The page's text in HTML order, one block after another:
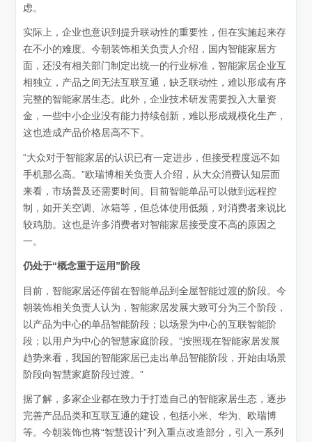
虑。
实际上，企业也意识到提升联动性的重要性，但在实施起来存
在不小的难度。今朝装饰相关负责人介绍，国内智能家居方
面，还没有相关部门制定出统一的行业标准，智能家居企业互
相独立，产品之间无法互联互通，缺乏联动性，难以形成有序
完整的智能家居生态。此外，企业技术研发需要投入大量资
金，一些中小企业没有能力持续创新，难以形成规模化生产，
这也造成产品价格居高不下。
“大众对于智能家居的认识已有一定进步，但接受程度远不如
手机那么高。”欧瑞博相关负责人介绍，从大众消费认知层面
来看，市场普及还需要时间。目前智能单品可以做到远程控
制，如开关空调、冰箱等，但总体使用低频，对消费者来说比
较鸡肋。这也是许多消费者对智能家居接受度不高的原因之
一。
仍处于“概念重于运用”阶段
目前，智能家居还停留在智能单品到全屋智能过渡的阶段。今
朝装饰相关负责人认为，智能家居发展大致可分为三个阶段，
以产品为中心的单品智能阶段；以场景为中心的互联智能阶
段；以用户为中心的智慧家庭阶段。“按照现在智能家居发展
趋势来看，我国的智能家居已走出单品智能阶段，开始由场景
阶段向智慧家庭阶段过渡。”
据了解，多家企业都在致力于打造自己的智能家居生态，逐步
完善产品品类和互联互通的建设，包括小米、华为、欧瑞博
等。今朝装饰也将“智慧设计”列入重点改造部分，引入一系列